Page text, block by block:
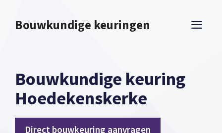
naarBouwkundige keuringen
Bouwkundige keuring
Hoedekenskerke
Direct bouwkeuring aanvragen